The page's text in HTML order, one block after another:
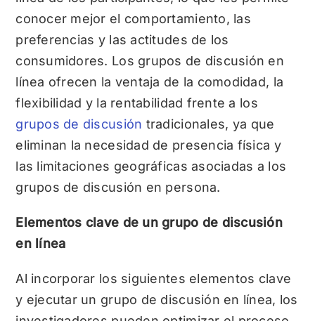
conocer mejor el comportamiento, las
preferencias y las actitudes de los
consumidores. Los grupos de discusión en
línea ofrecen la ventaja de la comodidad, la
flexibilidad y la rentabilidad frente a los
grupos de discusión tradicionales, ya que
eliminan la necesidad de presencia física y
las limitaciones geográficas asociadas a los
grupos de discusión en persona.
Elementos clave de un grupo de discusión
en línea
Al incorporar los siguientes elementos clave
y ejecutar un grupo de discusión en línea, los